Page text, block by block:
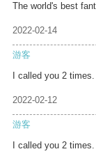
The world's best
2022-02-14
游客
I called you 2
2022-02-12
游客
I called you 2